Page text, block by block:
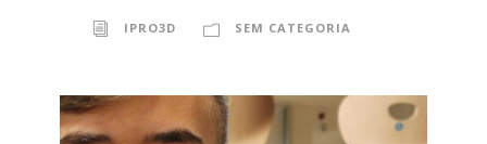
IPRO3D SEM CATEGORIA